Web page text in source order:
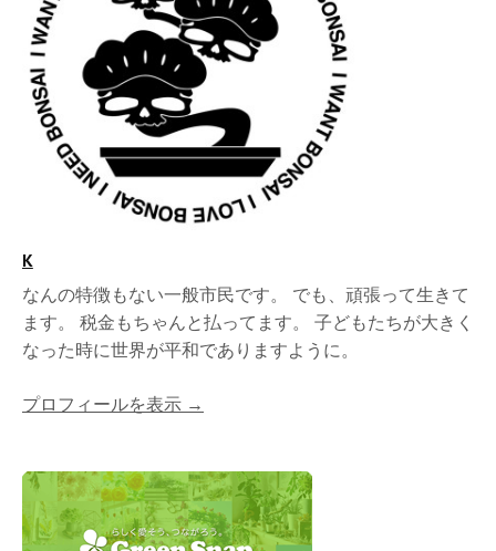
K
なんの特徴もない一般市民です。 でも、頑張って生きて
ます。 税金もちゃんと払ってます。 子どもたちが大きく
なった時に世界が平和でありますように。
プロフィールを表示 →